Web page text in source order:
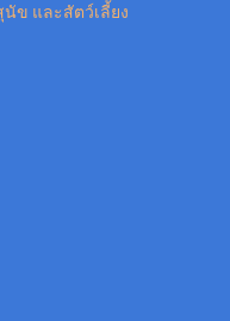
ข และสัตว์เลี้ยง